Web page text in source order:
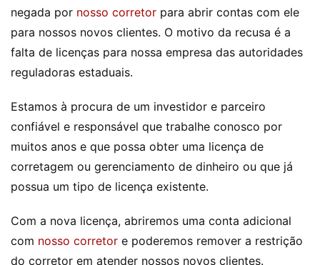
negada por nosso corretor para abrir contas com ele
para nossos novos clientes. O motivo da recusa é a
falta de licenças para nossa empresa das autoridades
reguladoras estaduais.
Estamos à procura de um investidor e parceiro
confiável e responsável que trabalhe conosco por
muitos anos e que possa obter uma licença de
corretagem ou gerenciamento de dinheiro ou que já
possua um tipo de licença existente.
Com a nova licença, abriremos uma conta adicional
com nosso corretor e poderemos remover a restrição
do corretor em atender nossos novos clientes.